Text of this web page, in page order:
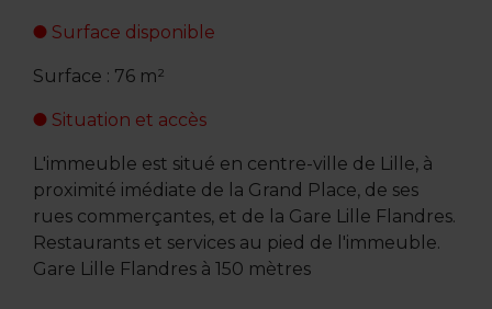
Surface disponible
Surface : 76 m²
Situation et accès
L'immeuble est situé en centre-ville de Lille, à
proximité imédiate de la Grand Place, de ses
rues commerçantes, et de la Gare Lille Flandres.
Restaurants et services au pied de l'immeuble.
Gare Lille Flandres à 150 mètres